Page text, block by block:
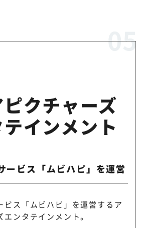
クチャーズ
インメント
ービス「ムビハピ」を運営
ビス「ムビハピ」を運営するア
ンタテインメント。